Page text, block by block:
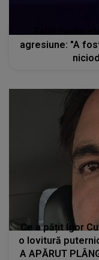
Tatăl
agresiune: "A
Ce a pățit Igor
o lovitură
A APĂRUT